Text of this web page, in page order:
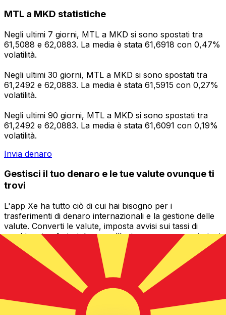
MTL a MKD statistiche
Negli ultimi 7 giorni, MTL a MKD si sono spostati tra
61,5088 e 62,0883. La media è stata 61,6918 con 0,47%
volatilità.
Negli ultimi 30 giorni, MTL a MKD si sono spostati tra
61,2492 e 62,0883. La media è stata 61,5915 con 0,27%
volatilità.
Negli ultimi 90 giorni, MTL a MKD si sono spostati tra
61,2492 e 62,0883. La media è stata 61,6091 con 0,19%
volatilità.
Invia denaro
Gestisci il tuo denaro e le tue valute ovunque ti
trovi
L'app Xe ha tutto ciò di cui hai bisogno per i
trasferimenti di denaro internazionali e la gestione delle
valute. Converti le valute, imposta avvisi sui tassi di
cambio e trasferisci denaro all'estero senza commissioni
nascoste. Scaricala oggi stesso!